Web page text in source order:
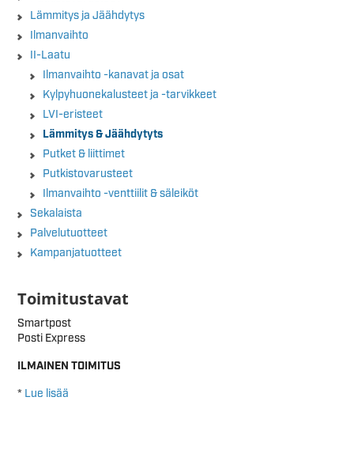
Lämmitys ja Jäähdytys
Ilmanvaihto
II-Laatu
Ilmanvaihto -kanavat ja osat
Kylpyhuonekalusteet ja -tarvikkeet
LVI-eristeet
Lämmitys & Jäähdytyts
Putket & liittimet
Putkistovarusteet
Ilmanvaihto -venttiilit & säleiköt
Sekalaista
Palvelutuotteet
Kampanjatuotteet
Toimitustavat
Smartpost
Posti Express
ILMAINEN TOIMITUS
* Lue lisää